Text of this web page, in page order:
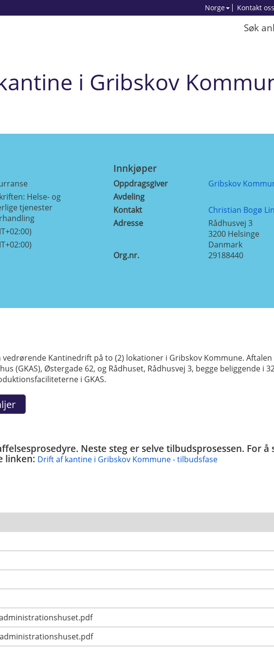
Kontakt oss
Norge
Søk
i Gribskov
Helse- og
tjenester
Innkjøper
Oppdragsgiver
Gribskov
Avdeling
Kontakt
Christian Bogø
Adresse
Rådhusvej 3
3200 Helsinge
Danmark
Org.nr.
29188440
Kantinedrift på to (2) lokationer i Gribskov Kommune.
(GKAS), Østergade 62, og Rådhuset, Rådhusvej 3, begge beliggende i
i GKAS.
Neste steg er selve tilbudsprosessen. For
linken: Drift af kantine i Gribskov Kommune - tilbudsfase